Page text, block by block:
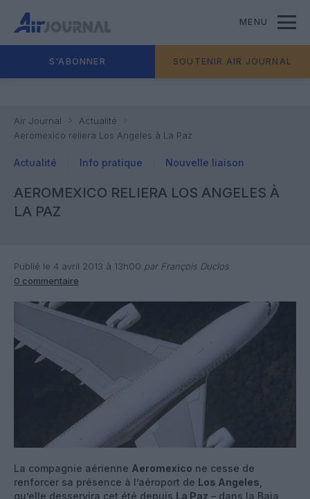
MENU
S'ABONNER SOUTENIR AIR JOURNAL
Air Journal
Actualité
Aeromexico reliera Los Angeles à La Paz
Actualité Info pratique Nouvelle liaison
AEROMEXICO RELIERA LOS ANGELES À
LA PAZ
Publié le 4 avril 2013 à 13h00 par François Duclos
0 commentaire
La compagnie aérienne Aeromexico ne cesse de
renforcer sa présence à l’aéroport de Los Angeles
qu’elle desservira cet été depuis La Paz – dans la Baja